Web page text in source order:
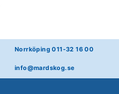
Norrköping 011-32 16 00
info@mardskog.se